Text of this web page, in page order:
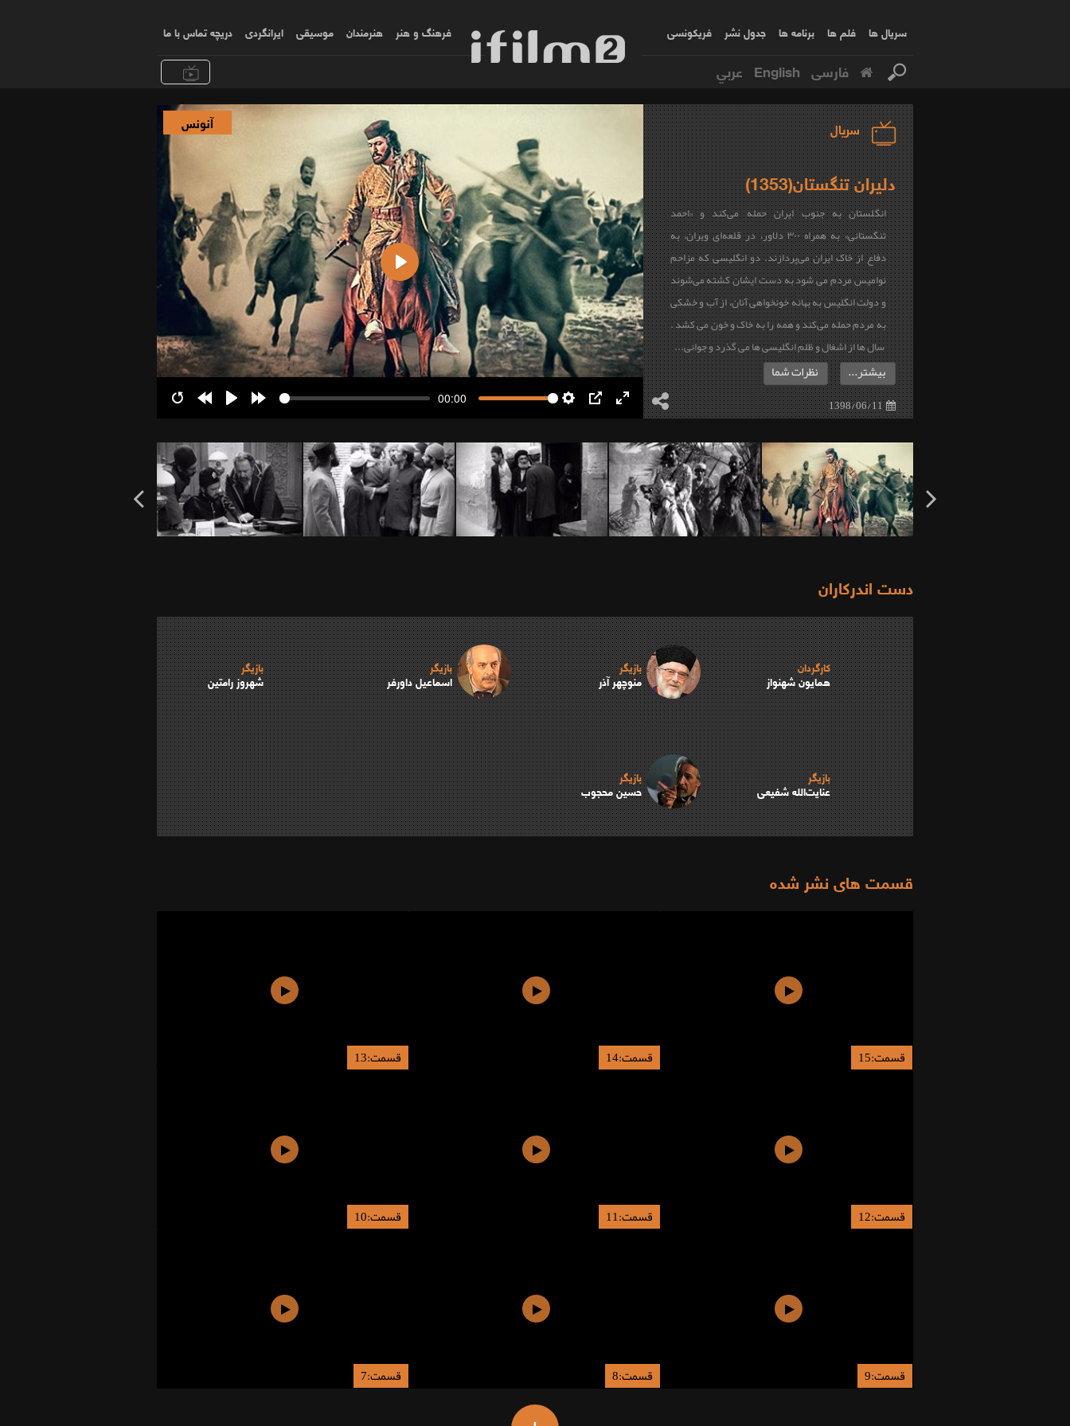
سریال ها فلم ها برنامه ها جدول نشر فریکونسی فرهنگ و هنر هنرمندان موسیقی ایرانگردی دریچه تماس با ما
فارسی English عربي
سریال
دلیران تنگستان(1353)
انگلستان به جنوب ایران حمله می‌کند و «احمد
تنگستانی» به همراه ۳۰۰ دلاور، در قلعه‌ای ویران، به
دفاع از خاک ایران می‌پردازند. دو انگلیسی که مزاحم
نوامیس مردم می شود به دست ایشان کشته می‌شوند
و دولت انگلیس به بهانه خونخواهی آنان، از آب و خشکی
به مردم حمله می‌کند و همه را به خاک و خون می کشد .
سال ها از اشغال و ظلم انگلیسی ها می گذرد و جوانی...
1398/06/11
بیشتر... نظرات شما
00:00
Enter
fullscreen
Play
آنونس
دست اندرکاران
کارگردان
همایون شهنواز
بازیگر
منوچهر آذر
بازیگر
اسماعیل داورفر
بازیگر
شهروز رامتین
بازیگر
عنایت‌الله شفیعی
بازیگر
حسین محجوب
قسمت های نشر شده
قسمت:15 قسمت:14 قسمت:13
قسمت:12 قسمت:11 قسمت:10
قسمت:9 قسمت:8 قسمت:7